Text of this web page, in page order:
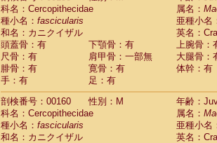
科名：Cercopithecidae
属名：
種小名： fascicularis
亜種小名
和名：カニクイザル
英名：
頭蓋骨：有
下顎骨：有
上腕骨：
尺骨：有
肩甲骨：一部無
大腿骨：
腓骨：有
寛骨：有
体幹：有
手：有
足：有
剖検番号：00160
性別：M
年齢：
科名：Cercopithecidae
属名：
種小名： fascicularis
亜種小名
和名：カニクイザル
英名：